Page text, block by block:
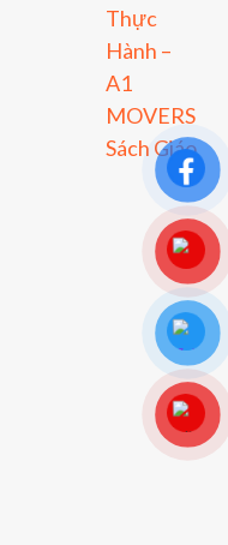
Thực
Hành –
A1
MOVERS
Sách Giáo